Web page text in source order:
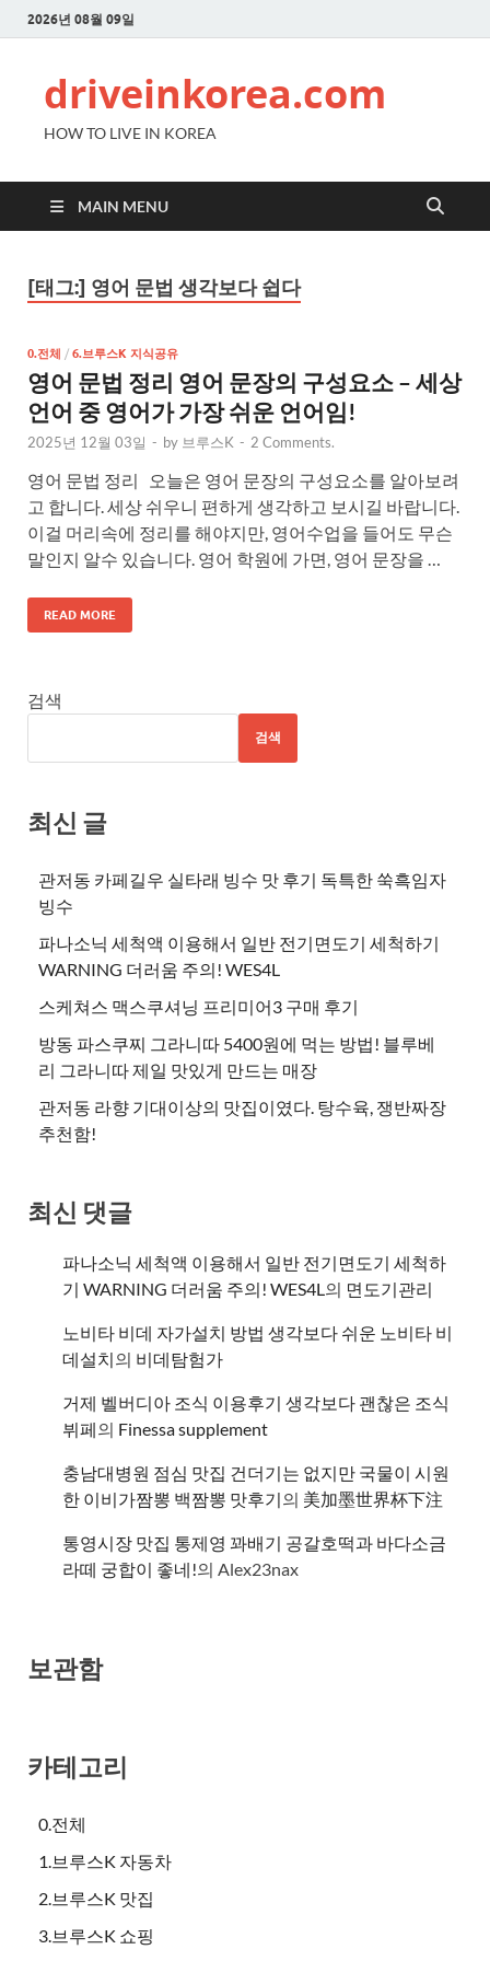
2026년 08월 09일
driveinkorea.com
HOW TO LIVE IN KOREA
MAIN MENU
[태그:] 영어 문법 생각보다 쉽다
0.전체 / 6.브루스K 지식공유
영어 문법 정리 영어 문장의 구성요소 – 세상
언어 중 영어가 가장 쉬운 언어임!
2025년 12월 03일 - by 브루스K - 2 Comments.
영어 문법 정리 오늘은 영어 문장의 구성요소를 알아보려
고 합니다. 세상 쉬우니 편하게 생각하고 보시길 바랍니다.
이걸 머리속에 정리를 해야지만, 영어수업을 들어도 무슨
말인지 알수 있습니다. 영어 학원에 가면, 영어 문장을 …
READ MORE
검색
검색
최신 글
관저동 카페길우 실타래 빙수 맛 후기 독특한 쑥흑임자
빙수
파나소닉 세척액 이용해서 일반 전기면도기 세척하기
WARNING 더러움 주의! WES4L
스케쳐스 맥스쿠셔닝 프리미어3 구매 후기
방동 파스쿠찌 그라니따 5400원에 먹는 방법! 블루베
리 그라니따 제일 맛있게 만드는 매장
관저동 라향 기대이상의 맛집이였다. 탕수육, 쟁반짜장
추천함!
최신 댓글
파나소닉 세척액 이용해서 일반 전기면도기 세척하
기 WARNING 더러움 주의! WES4L의 면도기관리
노비타 비데 자가설치 방법 생각보다 쉬운 노비타 비
데설치의 비데탐험가
거제 벨버디아 조식 이용후기 생각보다 괜찮은 조식
뷔페의 ​Finessa supplement
충남대병원 점심 맛집 건더기는 없지만 국물이 시원
한 이비가짬뽕 백짬뽕 맛후기의 美加墨世界杯下注
통영시장 맛집 통제영 꽈배기 공갈호떡과 바다소금
라떼 궁합이 좋네!의 Alex23nax
보관함
카테고리
0.전체
1.브루스K 자동차
2.브루스K 맛집
3.브루스K 쇼핑